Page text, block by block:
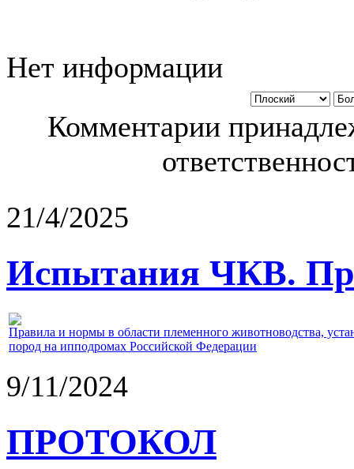
Нет информации
Комментарии
21/4/2025
Испытания ЧКВ.
Правила и нормы в области племенного животноводства,
пород на ипподромах Российской Федерации
9/11/2024
ПРОТОКОЛ